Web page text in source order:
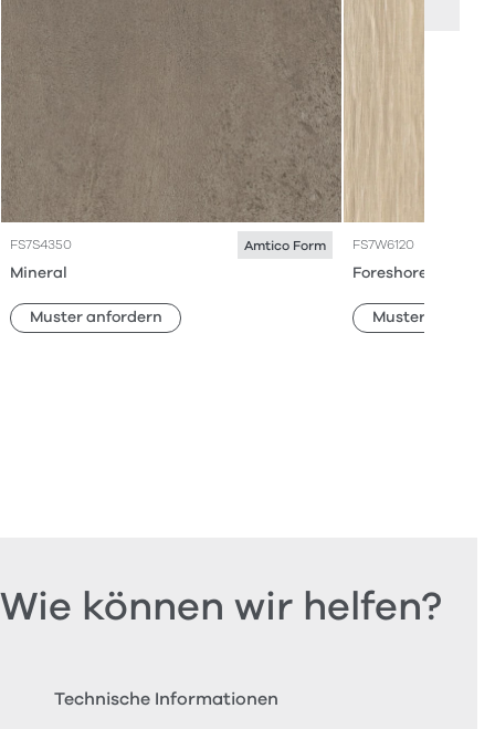
FS7S4350 Amtico Form
Mineral
Muster anfordern
FS7W6120
Foreshore Oak
Muster
Wie können wir helfen?
Technische Informationen